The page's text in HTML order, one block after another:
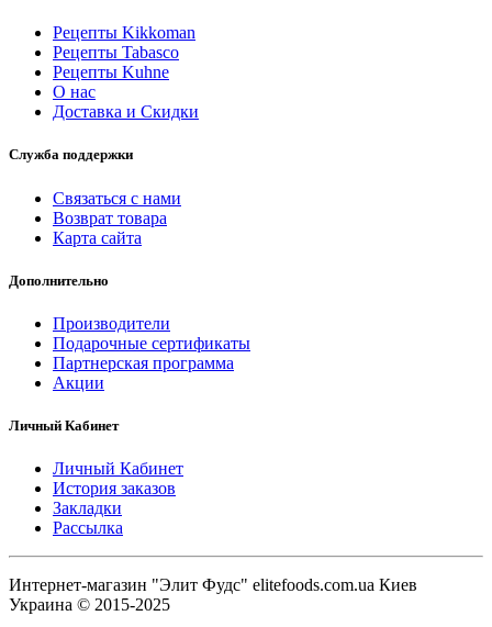
Рецепты Kikkoman
Рецепты Tabasco
Рецепты Kuhne
О нас
Доставка и Скидки
Служба поддержки
Связаться с нами
Возврат товара
Карта сайта
Дополнительно
Производители
Подарочные сертификаты
Партнерская программа
Акции
Личный Кабинет
Личный Кабинет
История заказов
Закладки
Рассылка
Интернет-магазин "Элит Фудс" elitefoods.com.ua Киев
Украина © 2015-2025